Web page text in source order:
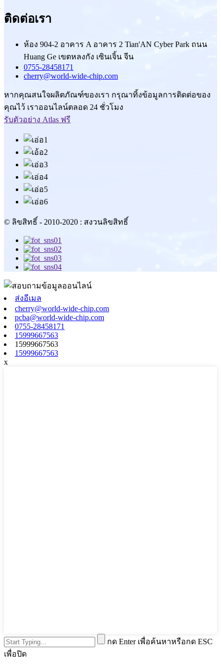
ติดต่อเรา
ห้อง 904-2 อาคาร A อาคาร 2 Tian'AN Cyber ​​Park ถนน
Huang Ge เขตหลงกัง เซินเจิ้น จีน
0755-28458171
cherry@world-wide-chip.com
หากคุณสนใจผลิตภัณฑ์ของเรา กรุณาทิ้งข้อมูลการติดต่อของ
คุณไว้ เราออนไลน์ตลอด 24 ชั่วโมง
รับตัวอย่าง Atlas ฟรี
© ลิขสิทธิ์ - 2010-2020 : สงวนลิขสิทธิ์
ส่งอีเมล
cherry@world-wide-chip.com
pcba@world-wide-chip.com
0755-28458171
15999667563
15999667563
15999667563
x
กด Enter เพื่อค้นหาหรือกด ESC
เพื่อปิด